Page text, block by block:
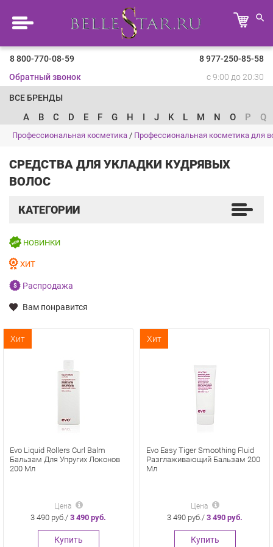
8 800-770-08-59
8 977-250-85-58
Обратный звонок
с 9:00 до 20:30
ВСЕ БРЕНДЫ
A B C D E F G H I J K L M N O P Q
Профессиональная косметика / Профессиональная косметика для
СРЕДСТВА ДЛЯ УКЛАДКИ КУДРЯВЫХ
ВОЛОС
КАТЕГОРИИ
НОВИНКИ
ХИТ
Распродажа
Вам понравится
Хит
Evo Liquid Rollers Curl Balm
Бальзам Для Упругих Локонов
200 Мл
Цена
3 490 руб./ 3 490 руб.
Купить
Хит
Evo Easy Tiger Smoothing Fluid
Разглаживающий Бальзам 200
Мл
Цена
3 490 руб./ 3 490 руб.
Купить